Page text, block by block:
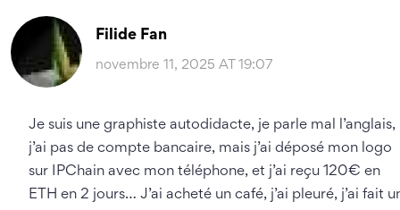
Filide Fan
novembre 11, 2025 AT 19:07
Je suis une graphiste autodidacte, je parle mal l’anglais,
j’ai pas de compte bancaire, mais j’ai déposé mon logo
sur IPChain avec mon téléphone, et j’ai reçu 120€ en
ETH en 2 jours… J’ai acheté un café, j’ai pleuré, j’ai fait